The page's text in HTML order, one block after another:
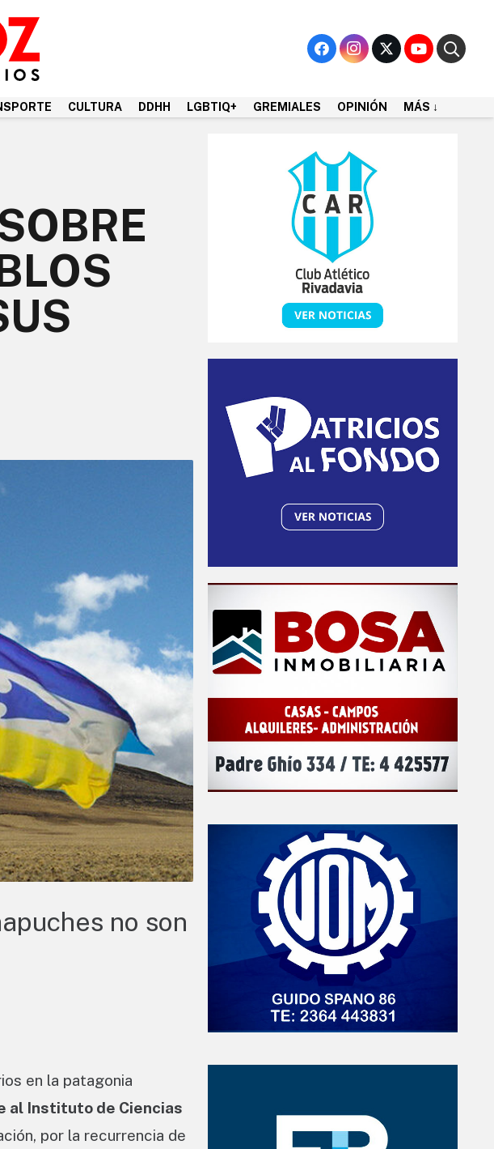
CULTURA DDHH LGBTIQ+ GREMIALES OPINIÓN MÁS ↓
no son
en la patagonia
al Instituto de Ciencias
por la recurrencia de